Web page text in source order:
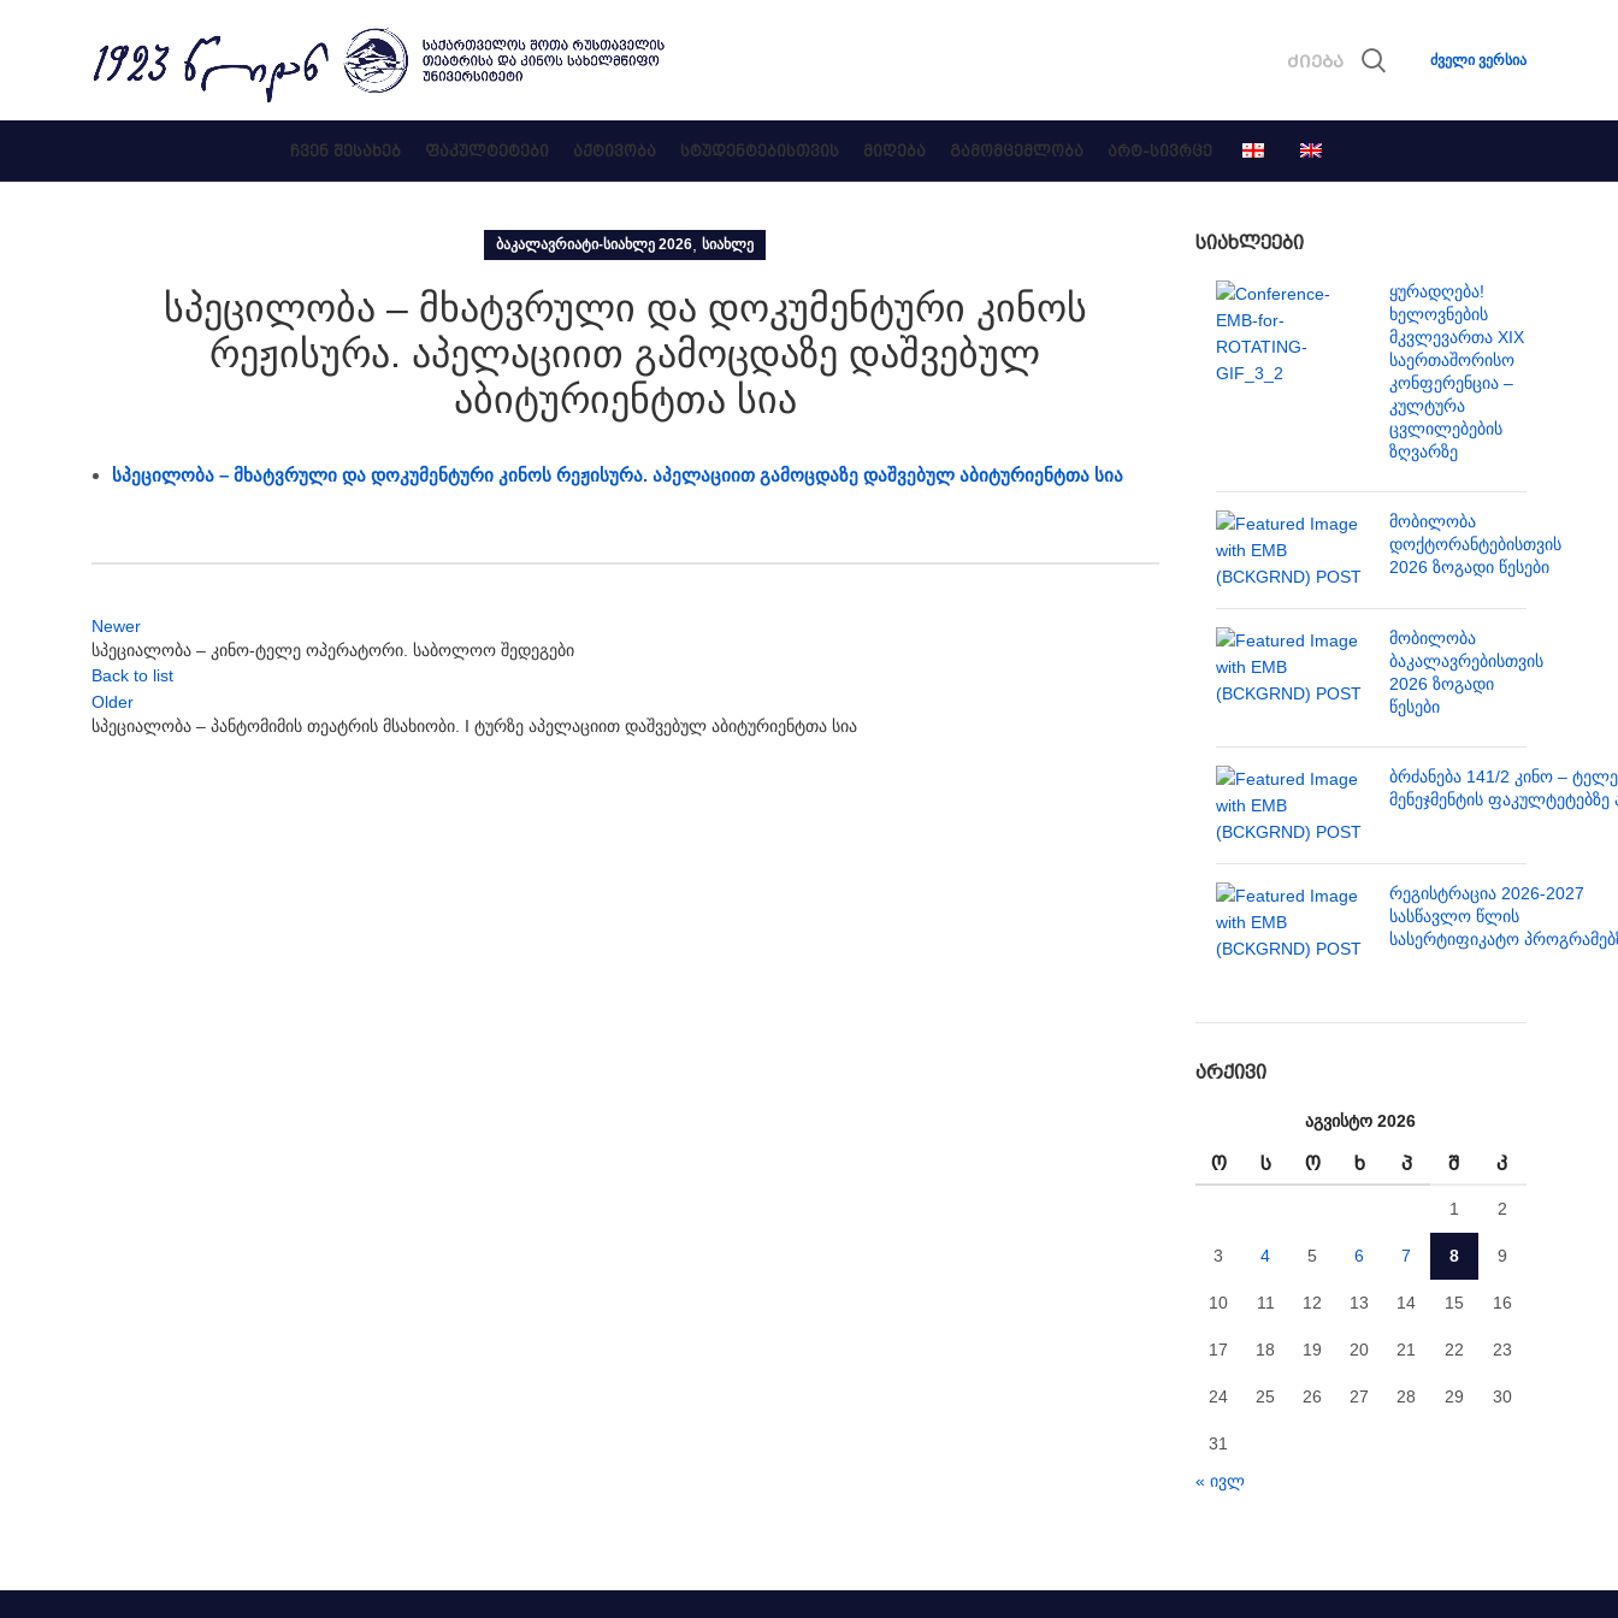
ძველი ვერსია
ᲩᲕᲔᲜ ᲨᲔᲡᲐᲮᲔᲑ ᲤᲐᲙᲣᲚᲢᲔᲢᲔᲑᲘ ᲐᲥᲢᲘᲕᲝᲑᲐ ᲡᲢᲣᲓᲔᲜᲢᲔᲑᲘᲡᲗᲕᲘᲡ ᲛᲘᲦᲔᲑᲐ ᲒᲐᲛᲝᲛᲪᲔᲛᲚᲝᲑᲐ ᲐᲠᲢ-ᲡᲘᲕᲠᲪᲔ
ᲑᲐᲙᲐᲚᲐᲕᲠᲘᲐᲢᲘ-ᲡᲘᲐᲮᲚᲔ 2026 ,ᲡᲘᲐᲮᲚᲔ
სპეცილობა – მხატვრული და დოკუმენტური კინოს
რეჟისურა. აპელაციით გამოცდაზე დაშვებულ
აბიტურიენტთა სია
სპეცილობა – მხატვრული და დოკუმენტური კინოს რეჟისურა. აპელაციით გამოცდაზე დაშვებულ აბიტურიენტთა სია
Newer
სპეციალობა – კინო-ტელე ოპერატორი. საბოლოო შედეგები
Back to list
Older
სპეციალობა – პანტომიმის თეატრის მსახიობი. I ტურზე აპელაციით დაშვებულ აბიტურიენტთა სია
ᲡᲘᲐᲮᲚᲔᲔᲑᲘ
ყურადღება!
ხელოვნების
მკვლევართა XIX
საერთაშორისო
კონფერენცია –
კულტურა
ცვლილებების
ზღვარზე
მობილობა
დოქტორანტებისთვის
2026 ზოგადი წესები
მობილობა
ბაკალავრებისთვის
2026 ზოგადი
წესები
ბრძანება 141/2 კინო –
მენეჯმენტის
რეგისტრაცია 2026-2027
სასწავლო წლის
სასერტიფიკატო
ᲐᲠᲥᲘᲕᲘ
აგვისტო 2026
Ო Ს Ო Ხ Პ Შ Კ
1 2
3 4 5 6 7 8 9
10 11 12 13 14 15 16
17 18 19 20 21 22 23
24 25 26 27 28 29 30
31
« ივლ